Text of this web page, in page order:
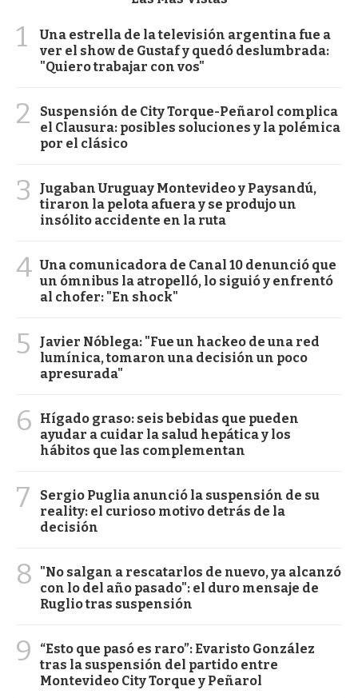
1
Una estrella de la televisión argentina fue a
ver el show de Gustaf y quedó deslumbrada:
"Quiero trabajar con vos"
2
Suspensión de City Torque-Peñarol complica
el Clausura: posibles soluciones y la polémica
por el clásico
3
Jugaban Uruguay Montevideo y Paysandú,
tiraron la pelota afuera y se produjo un
insólito accidente en la ruta
4 Una comunicadora de Canal 10 denunció que
un ómnibus la atropelló, lo siguió y enfrentó
al chofer: "En shock"
5
Javier Nóblega: "Fue un hackeo de una red
lumínica, tomaron una decisión un poco
apresurada"
6
Hígado graso: seis bebidas que pueden
ayudar a cuidar la salud hepática y los
hábitos que las complementan
7
Sergio Puglia anunció la suspensión de su
reality: el curioso motivo detrás de la
decisión
8
"No salgan a rescatarlos de nuevo, ya alcanzó
con lo del año pasado": el duro mensaje de
Ruglio tras suspensión
9
“Esto que pasó es raro”: Evaristo González
tras la suspensión del partido entre
Montevideo City Torque y Peñarol